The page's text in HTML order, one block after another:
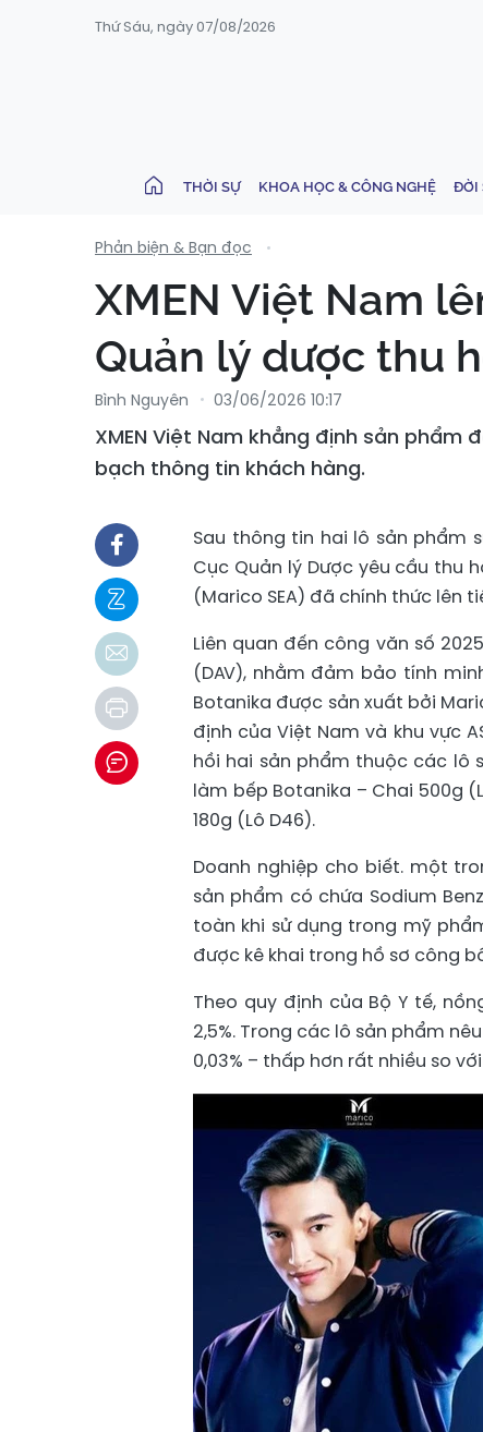
Thứ Sáu, ngày 07/08/2026
THỜI SỰ KHOA HỌC & CÔNG NGHỆ ĐỜI
Phản biện & Bạn đọc
XMEN Việt Nam
Quản lý dược thu
Bình Nguyên 03/06/2026 10:17
XMEN Việt Nam khẳng định sản
bạch thông tin khách hàng.
Sau thông tin hai lô sản phẩm
Cục Quản lý Dược yêu cầu thu
(Marico SEA) đã chính thức lên
Liên quan đến công văn số
(DAV), nhằm đảm bảo tính
Botanika được sản xuất bởi
định của Việt Nam và khu vực
hồi hai sản phẩm thuộc các lô
làm bếp Botanika – Chai 500g
180g (Lô D46).
Doanh nghiệp cho biết. một
sản phẩm có chứa Sodium
toàn khi sử dụng trong mỹ
được kê khai trong hồ sơ công
Theo quy định của Bộ Y tế,
2,5%. Trong các lô sản phẩm
0,03% – thấp hơn rất nhiều so